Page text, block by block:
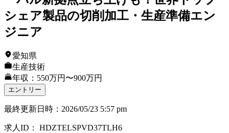
シェア製品の切削加工・生産準備エン
ジニア
愛知県
生産技術
年収：550万円〜900万円
エントリー
最終更新日時 ： 2026/05/23 5:57 pm
求人ID ： HDZTELSPVD37TLH6